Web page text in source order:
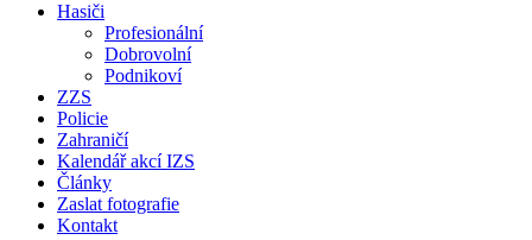
Hasiči
Profesionální
Dobrovolní
Podnikoví
ZZS
Policie
Zahraničí
Kalendář akcí IZS
Články
Zaslat fotografie
Kontakt